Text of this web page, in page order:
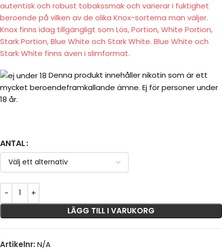
Denna produkt innehåller nikotin som är ett
mycket beroendeframkallande ämne. Ej för personer under
18 år.
ANTAL
LÄGG TILL I VARUKORG
Artikelnr: N/A